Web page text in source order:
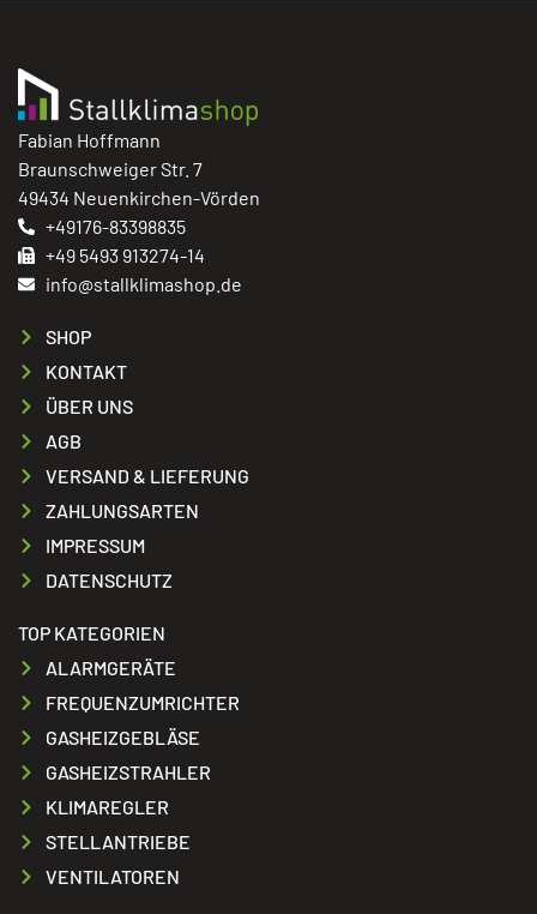
Fabian Hoffmann
Braunschweiger Str. 7
49434 Neuenkirchen-Vörden
+49176-83398835
+49 5493 913274-14
info@stallklimashop.de
SHOP
KONTAKT
ÜBER UNS
AGB
VERSAND & LIEFERUNG
ZAHLUNGSARTEN
IMPRESSUM
DATENSCHUTZ
TOP KATEGORIEN
ALARMGERÄTE
FREQUENZUMRICHTER
GASHEIZGEBLÄSE
GASHEIZSTRAHLER
KLIMAREGLER
STELLANTRIEBE
VENTILATOREN